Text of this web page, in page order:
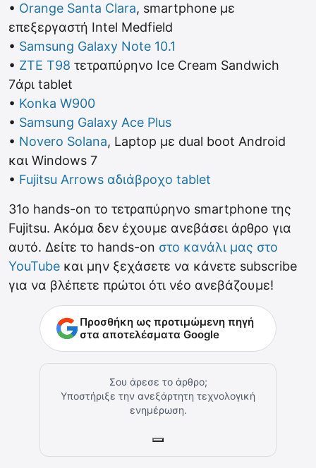
• Orange Santa Clara, smartphone με
επεξεργαστή Intel Medfield
• Samsung Galaxy Note 10.1
• ZTE T98 τετραπύρηνο Ice Cream Sandwich
7άρι tablet
• Konka W900
• Samsung Galaxy Ace Plus
• Novero Solana, Laptop με dual boot Android
και Windows 7
• Fujitsu Arrows αδιάβροχο tablet
31o hands-on το τετραπύρηνο smartphone της
Fujitsu. Ακόμα δεν έχουμε ανεβάσει άρθρο για
αυτό. Δείτε το hands-on στο κανάλι μας στο
YouTube και μην ξεχάσετε να κάνετε subscribe
για να βλέπετε πρώτοι ότι νέο ανεβάζουμε!
Προσθήκη ως προτιμώμενη πηγή
στα αποτελέσματα Google
Σου άρεσε το άρθρο;
Υποστήριξε την ανεξάρτητη τεχνολογική
ενημέρωση.